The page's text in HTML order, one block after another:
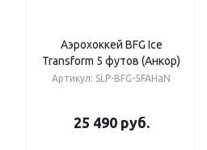
Аэрохоккей BFG Ice
Transform 5 футов (Анкор)
Артикул: SLP-BFG-5FAHaN
25 490руб.